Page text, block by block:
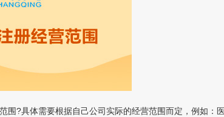
围?具体需要根据自己公司实际的经营范围而定，例如：